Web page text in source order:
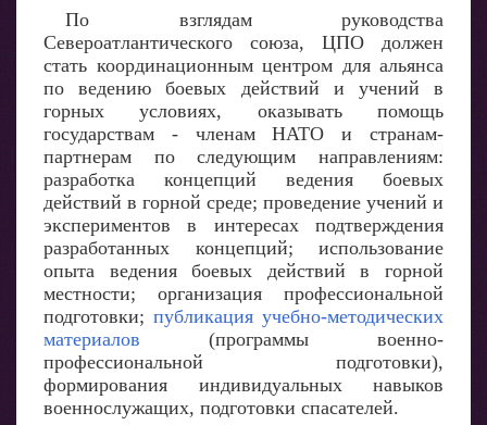
По взглядам руководства
Североатлантического союза, ЦПО должен
стать координационным центром для альянса
по ведению боевых действий и учений в
горных условиях, оказывать помощь
государствам - членам НАТО и странам-
партнерам по следующим направлениям:
разработка концепций ведения боевых
действий в горной среде; проведение учений и
экспериментов в интересах подтверждения
разработанных концепций; использование
опыта ведения боевых действий в горной
местности; организация профессиональной
подготовки; публикация учебно-методических
материалов (программы военно-
профессиональной подготовки),
формирования индивидуальных навыков
военнослужащих, подготовки спасателей.